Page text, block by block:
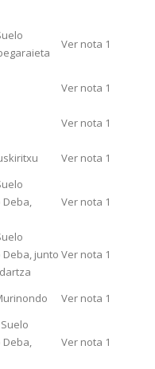
Ver nota 1
Ver nota 1
Ver nota 1
Ver nota 1
Deba,
Ver nota 1
Deba, junto Ver nota 1
Ver nota 1
Deba,
Ver nota 1